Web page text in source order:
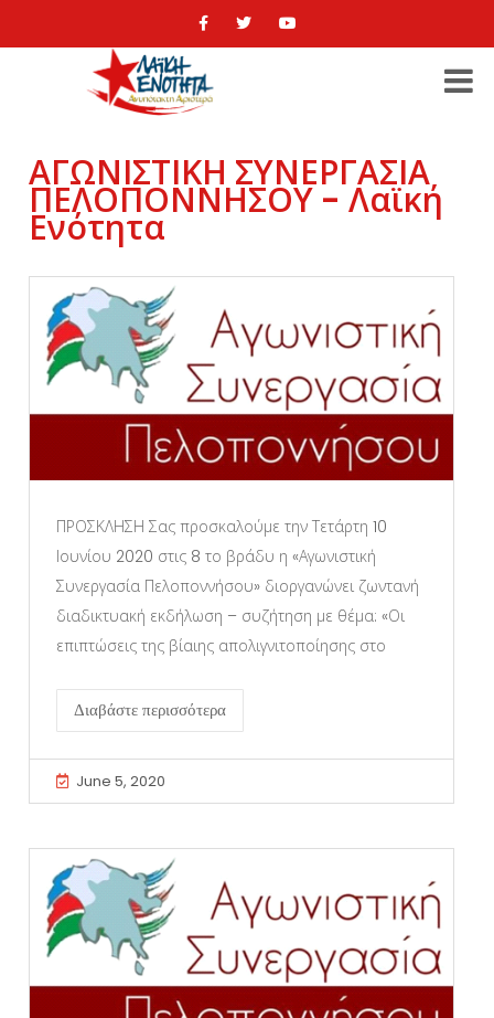
ΑΓΩΝΙΣΤΙΚΗ ΣΥΝΕΡΓΑΣΙΑ
ΠΕΛΟΠΟΝΝΗΣΟΥ - Λαϊκή
Ενότητα
ΠΡΟΣΚΛΗΣΗ Σας προσκαλούμε την Τετάρτη 10
Ιουνίου 2020 στις 8 το βράδυ η «Αγωνιστική
Συνεργασία Πελοποννήσου» διοργανώνει ζωντανή
διαδικτυακή εκδήλωση – συζήτηση με θέμα: «Οι
επιπτώσεις της βίαιης απολιγνιτοποίησης στο
Διαβάστε περισσότερα
June 5, 2020